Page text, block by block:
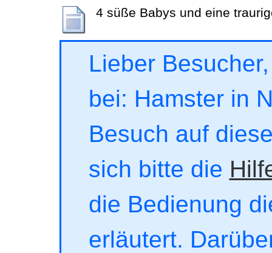
4 süße Babys und eine
Lieber
bei: Hamster in
Besuch auf
sich bitte die
die Bedienung
erläutert.